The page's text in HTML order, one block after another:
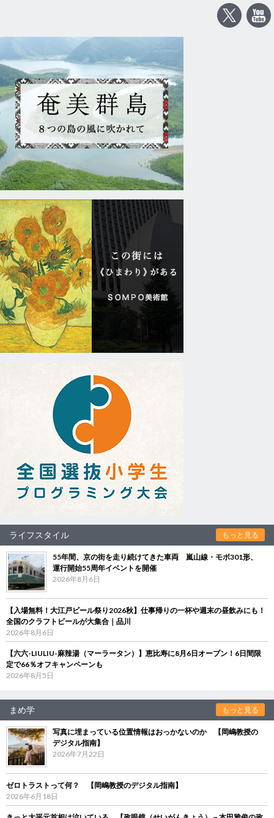
ライフスタイル もっと見る
55年間、京の街を走り続けてきた車両 嵐山線・モボ301形、
運行開始55周年イベントを開催
2026年8月6日
【入場無料！大江戸ビール祭り2026秋】仕事帰りの一杯や週末の昼飲みにも！
全国のクラフトビールが大集合｜品川
2026年8月6日
【六六-LIULIU-麻辣湯（マーラータン）】恵比寿に8月6日オープン！6日間限
定で66％オフキャンペーンも
2026年8月5日
まめ学 もっと見る
写真に埋まっている位置情報はおっかないのか 【岡嶋教授の
デジタル指南】
2026年7月22日
ゼロトラストって何？ 【岡嶋教授のデジタル指南】
2026年6月18日